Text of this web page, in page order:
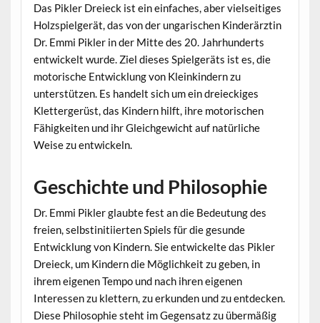
Das Pikler Dreieck ist ein einfaches, aber vielseitiges
Holzspielgerät, das von der ungarischen Kinderärztin
Dr. Emmi Pikler in der Mitte des 20. Jahrhunderts
entwickelt wurde. Ziel dieses Spielgeräts ist es, die
motorische Entwicklung von Kleinkindern zu
unterstützen. Es handelt sich um ein dreieckiges
Klettergerüst, das Kindern hilft, ihre motorischen
Fähigkeiten und ihr Gleichgewicht auf natürliche
Weise zu entwickeln.
Geschichte und Philosophie
Dr. Emmi Pikler glaubte fest an die Bedeutung des
freien, selbstinitiierten Spiels für die gesunde
Entwicklung von Kindern. Sie entwickelte das Pikler
Dreieck, um Kindern die Möglichkeit zu geben, in
ihrem eigenen Tempo und nach ihren eigenen
Interessen zu klettern, zu erkunden und zu entdecken.
Diese Philosophie steht im Gegensatz zu übermäßig